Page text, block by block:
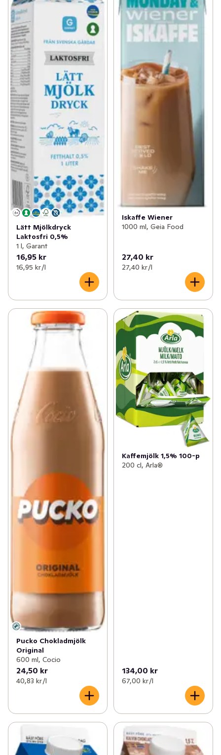
Lätt Mjölkdryck
Laktosfri 0,5%
1 l, Garant
16,95 kr
16,95 kr /l
Iskaffe Wiener
1000 ml, Geia Food
27,40 kr
27,40 kr /l
Pucko Chokladmjölk
Original
600 ml, Cocio
24,50 kr
40,83 kr /l
Kaffemjölk 1,5% 100-p
200 cl, Arla®
134,00 kr
67,00 kr /l